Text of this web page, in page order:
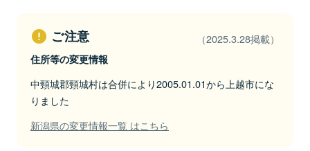
ご注意 （2025.3.28掲載）
住所等の変更情報
中頸城郡頸城村は合併により2005.01.01から上越市にな
りました
新潟県の変更情報一覧 はこちら